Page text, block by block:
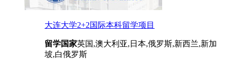
大连大学2+2国际本科留学项目
留学国家英国,澳大利亚,日本,俄罗斯,新西兰,新加
坡,白俄罗斯